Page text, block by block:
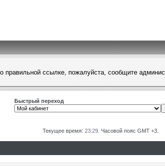
правильной ссылке, пожалуйста, сообщите
Быстрый переход
Текущее время: 23:29 . Часовой пояс GMT +3.